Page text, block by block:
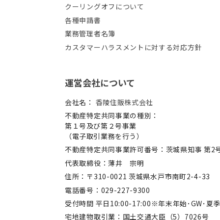
クーリングオフについて
各種申請書
業務管理者名簿
カスタマーハラスメントに対する対応方針
運営会社について
会社名： 香陵住販株式会社
不動産特定共同事業の種別：
第１号及び第２号事業
（電子取引業務を行う）
不動産特定共同事業許可番号：茨城県知事 第2
代表取締役：薄井 宗明
住所：〒310-0021 茨城県水戸市南町2-4-33
電話番号：029-227-9300
受付時間 平日10:00-17:00※年末年始･GW･夏
宅地建物取引業：国土交通大臣（5）7026号